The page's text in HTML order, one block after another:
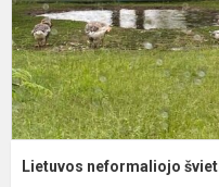
Lietuvos neformaliojo